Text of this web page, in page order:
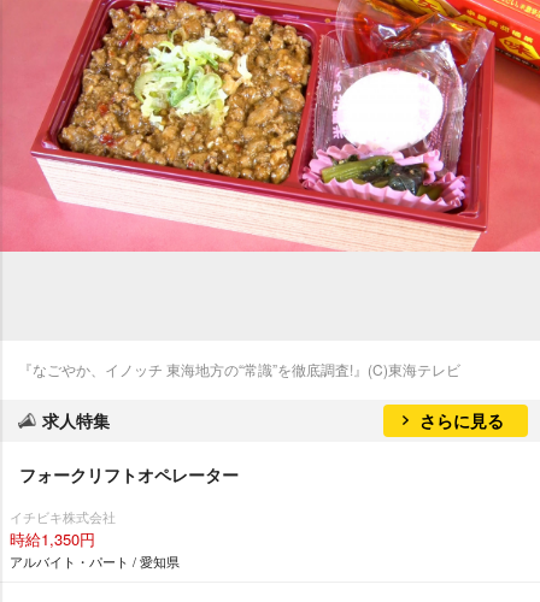
『なごやか、イノッチ 東海地方の“常識”を徹底調査!』(C)東海テレビ
求人特集 さらに見る
フォークリフトオペレーター
イチビキ株式会社
時給1,350円
アルバイト・パート / 愛知県